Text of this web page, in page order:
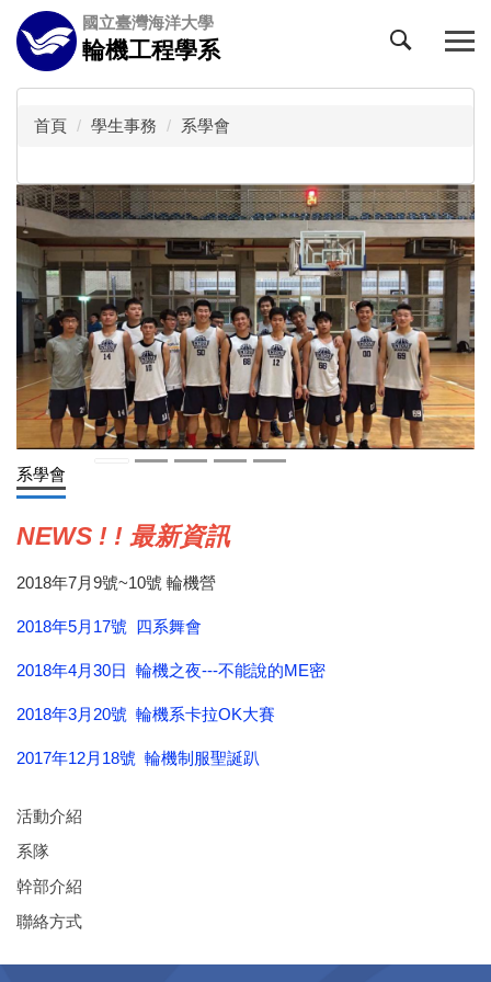
跳
到
主
要
國立臺灣海洋大學
輪機工程學系
首頁 學生事務 系學會
系學會
NEWS ! ! 最新資訊
2018年7月9號~10號 輪機營
2018年5月17號 四系舞會
2018年4月30日 輪機之夜---不能說的ME密
2018年3月20號 輪機系卡拉OK大賽
2017年12月18號 輪機制服聖誕趴
活動介紹
系隊
幹部介紹
聯絡方式